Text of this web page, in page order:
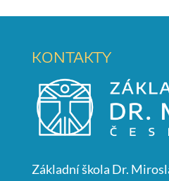
KONTAKTY
Základní škola Dr.